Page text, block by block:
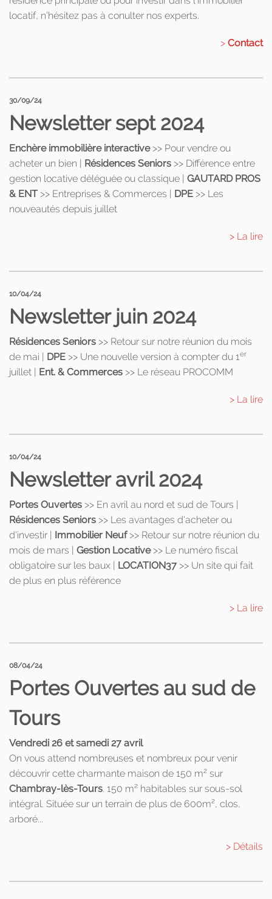
locatif, n'hésitez pas à conulter nos experts.
> Contact
30/09/24
Newsletter sept 2024
Enchère immobilière interactive>> Pour vendre ou
acheter un bien | Résidences Seniors >> Différence entre
gestion locative déléguée ou classique | GAUTARD PROS
& ENT>> Entreprises & Commerces | DPE >> Les
nouveautés depuis juillet
> La lire
10/04/24
Newsletter juin 2024
Résidences Seniors >> Retour sur notre réunion du mois
de mai | DPE >> Une nouvelle version à compter du 1er
juillet | Ent. & Commerces >> Le réseau PROCOMM
> La lire
10/04/24
Newsletter avril 2024
Portes Ouvertes >> En avril au nord et sud de Tours |
Résidences Seniors >> Les avantages d'acheter ou
d'investir | Immobilier Neuf>> Retour sur notre réunion du
mois de mars | Gestion Locative>> Le numéro fiscal
obligatoire sur les baux | LOCATION37 >> Un site qui fait
de plus en plus référence
> La lire
08/04/24
Portes Ouvertes au sud de
Tours
Vendredi 26 et samedi 27 avril
On vous attend nombreuses et nombreux pour venir
découvrir cette charmante maison de 150 m2 sur
Chambray-lès-Tours. 150 m² habitables sur sous-sol
intégral. Située sur un terrain de plus de 600m², clos,
arboré...
> Détails